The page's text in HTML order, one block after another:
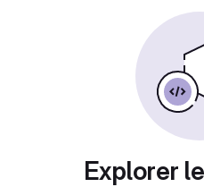
Explorer